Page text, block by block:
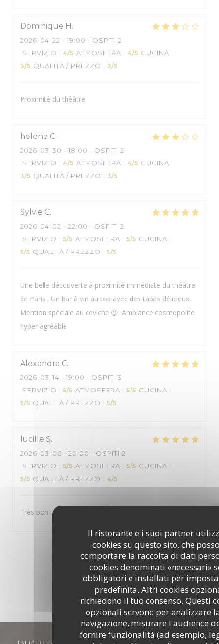
Il ristorante e i suoi partner
cookies su questo sito, che
comportare la raccolta di dati
cookies denominati «necessari»
obbligatori e installati per
predefinita. Altri cookies
richiedono il tuo consenso. Questi
opzionali servono per analizzare
navigazione, misurare l'audience
fornire funzionalità (ad esempio,
Dominique H
2026-04-22 - 19:00 - OSPITI 2
SERVIZIO : 4/5 ATMOSFERA : 4/5 CUCINA :
3/5 QUALITÀ / PREZZO : 3/5
Proximité du théâtre
helene C
2026-03-30 - 18:00 - OSPITI 2
SERVIZIO : 4/5 ATMOSFERA : 4/5 CUCINA :
3/5 QUALITÀ / PREZZO : 3/5
Sylvie C
2026-04-02 - 22:00 - OSPITI 2
SERVIZIO : 5/5 ATMOSFERA : 5/5 CUCINA :
5/5 QUALITÀ / PREZZO : 5/5
Une belle découverte à proximité immédiate du théâtre
de Paris . Un bar à vin au top avec des tapas délicieux.
Mention spéciale au ceviche 😉. Ambiance cosmopolite
hyper agréable
Alexandra C
2026-03-14 - 19:00 - OSPITI 3
SERVIZIO : 5/5 ATMOSFERA : 5/5 CUCINA :
5/5 QUALITÀ / PREZZO : 5/5
lucille S
2026-03-06 - 20:00 - OSPITI 2
SERVIZIO : 5/5 ATMOSFERA : 5/5 CUCINA :
5/5 QUALITÀ / PREZZO : 4/5
Très bon !
2 3
BOCA